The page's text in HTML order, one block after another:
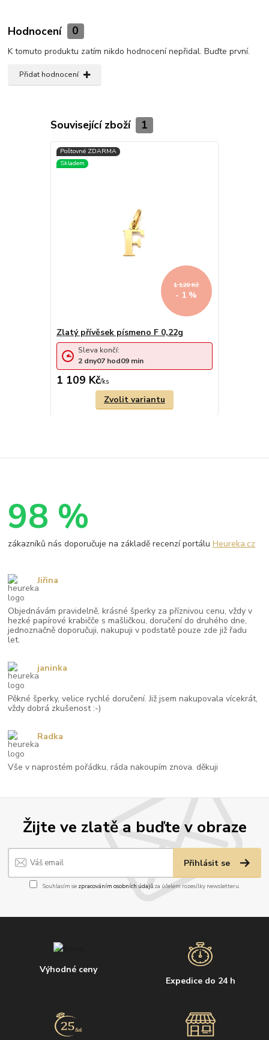
Hodnocení 0
K tomuto produktu zatím nikdo hodnocení nepřidal. Buďte první.
Přidat hodnocení
Související zboží 1
1 120 Kč
- 1 %
Zlatý přívěsek písmeno F 0,22g
1 109 Kč/ks
Sleva končí:
2 dny07 hod09 min
Zvolit variantu
Žijte ve zlatě a buďte v obraze
Přihlásit se
Souhlasím se zpracováním osobních údajůza účelem rozesílky newsletteru.
Výhodné ceny
Expedice do 24 h
98 %
zákazníků nás doporučuje na základě recenzí portáluHeureka.cz
Objednávám pravidelně, krásné šperky za příznivou cenu, vždy v
hezké papírové krabičče s mašličkou, doručení do druhého dne,
jednoznačně doporučuji, nakupuji v podstatě pouze zde již řadu
let.
Jiřina
Pěkné šperky, velice rychlé doručení. Již jsem nakupovala vícekrát,
vždy dobrá zkušenost :-)
janinka
Vše v naprostém pořádku, ráda nakoupím znova. děkuji
Radka